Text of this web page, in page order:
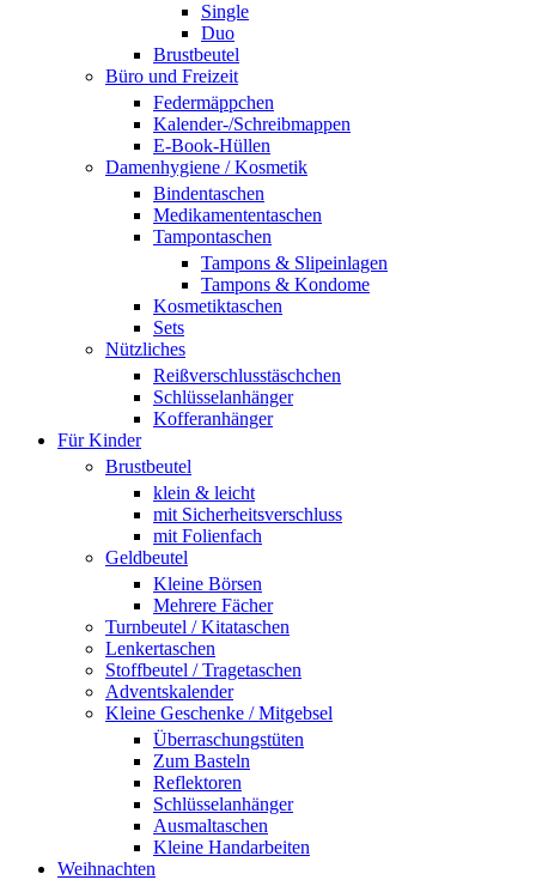
Single
Duo
Brustbeutel
Büro und Freizeit
Federmäppchen
Kalender-/Schreibmappen
E-Book-Hüllen
Damenhygiene / Kosmetik
Bindentaschen
Medikamententaschen
Tampontaschen
Tampons & Slipeinlagen
Tampons & Kondome
Kosmetiktaschen
Sets
Nützliches
Reißverschlusstäschchen
Schlüsselanhänger
Kofferanhänger
Für Kinder
Brustbeutel
klein & leicht
mit Sicherheitsverschluss
mit Folienfach
Geldbeutel
Kleine Börsen
Mehrere Fächer
Turnbeutel / Kitataschen
Lenkertaschen
Stoffbeutel / Tragetaschen
Adventskalender
Kleine Geschenke / Mitgebsel
Überraschungstüten
Zum Basteln
Reflektoren
Schlüsselanhänger
Ausmaltaschen
Kleine Handarbeiten
Weihnachten